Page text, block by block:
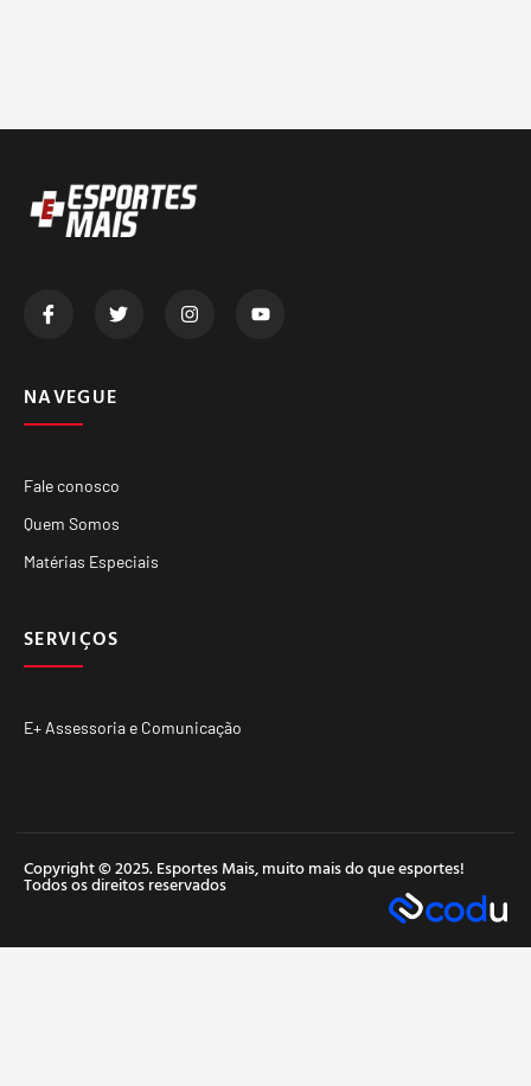
NAVEGUE
Fale conosco
Quem Somos
Matérias Especiais
SERVIÇOS
E+ Assessoria e Comunicação
Copyright © 2025. Esportes Mais, muito mais do que esportes!
Todos os direitos reservados